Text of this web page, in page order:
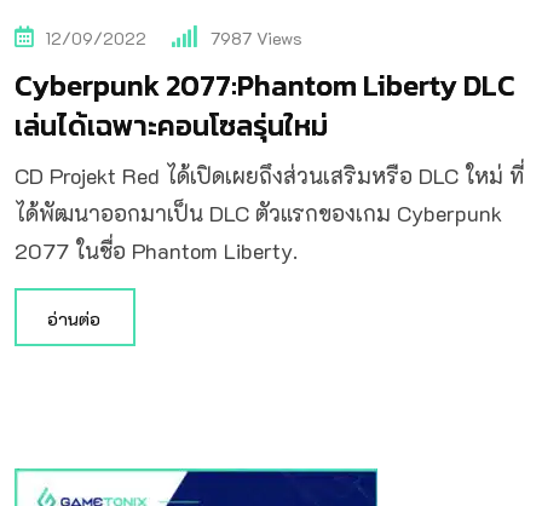
12/09/2022 7987 Views
Cyberpunk 2077:Phantom Liberty DLC
เล่นได้เฉพาะคอนโซลรุ่นใหม่
CD Projekt Red ได้เปิดเผยถึงส่วนเสริมหรือ DLC ใหม่ ที่
ได้พัฒนาออกมาเป็น DLC ตัวแรกของเกม Cyberpunk
2077 ในชื่อ Phantom Liberty.
อ่านต่อ